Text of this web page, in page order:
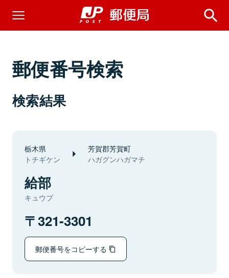
郵便番号検索
検索結果
栃木県
トチギケン
芳賀郡芳賀町
ハガグンハガマチ
給部
キュウブ
321-3301
郵便番号をコピーする